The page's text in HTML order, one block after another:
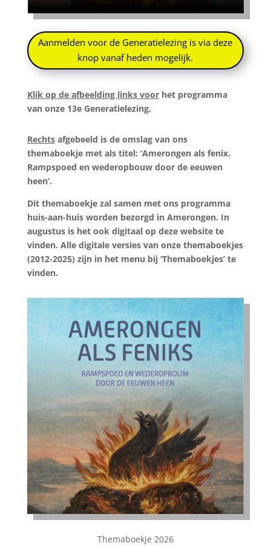
Aanmelden voor de Generatielezing is via deze
knop vanaf heden mogelijk.
Klik op de afbeelding links voorhet programma
van onze 13e Generatielezing.
Rechtsafgebeeld is de omslag van ons
themaboekje met als titel: ‘Amerongen als fenix.
Rampspoed en wederopbouw door de eeuwen
heen’.
Dit themaboekje zal samen met ons programma
huis-aan-huis worden bezorgd in Amerongen. In
augustus is het ook digitaal op deze website te
vinden. Alle digitale versies van onze themaboekjes
(2012-2025) zijn in het menu bij ‘Themaboekjes’ te
vinden.
Themaboekje 2026